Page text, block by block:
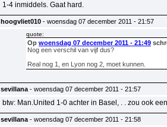
1-4 inmiddels. Gaat hard.
hoogvliet010 - woensdag 07 december 2011 - 21:57
quote:
Op woensdag 07 december 2011 - 21:49
Nog een verschil van vijf dus?
Real nog 1, en Lyon nog 2, moet kunnen.
sevillana - woensdag 07 december 2011 - 21:57
btw: Man.United 1-0 achter in Basel, . . zou ook
sevillana - woensdag 07 december 2011 - 21:58